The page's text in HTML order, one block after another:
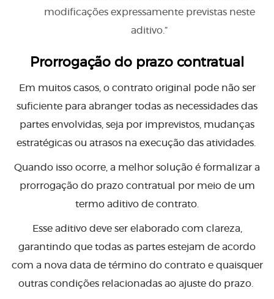
modificações expressamente previstas neste
aditivo.”
Prorrogação do prazo contratual
Em muitos casos, o contrato original pode não ser
suficiente para abranger todas as necessidades das
partes envolvidas, seja por imprevistos, mudanças
estratégicas ou atrasos na execução das atividades.
Quando isso ocorre, a melhor solução é formalizar a
prorrogação do prazo contratual por meio de um
termo aditivo de contrato.
Esse aditivo deve ser elaborado com clareza,
garantindo que todas as partes estejam de acordo
com a nova data de término do contrato e quaisquer
outras condições relacionadas ao ajuste do prazo.